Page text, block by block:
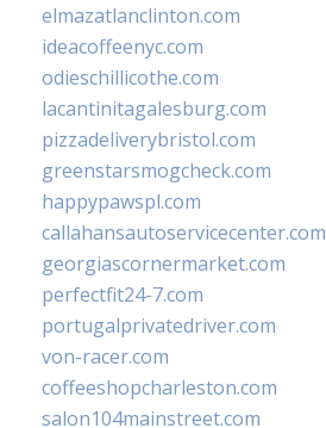
elmazatlanclinton.com
ideacoffeenyc.com
odieschillicothe.com
lacantinitagalesburg.com
pizzadeliverybristol.com
greenstarsmogcheck.com
happypawspl.com
callahansautoservicecenter.com
georgiascornermarket.com
perfectfit24-7.com
portugalprivatedriver.com
von-racer.com
coffeeshopcharleston.com
salon104mainstreet.com